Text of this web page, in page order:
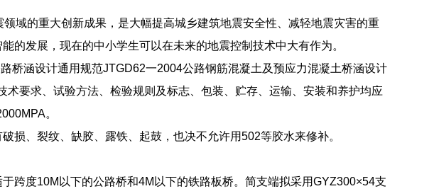
域的重大创新成果，是大幅提高城乡建筑地震安全性、减轻地震灾害的重
的发展，现在的中小学生可以在未来的地震控制技术中大有作为。
桥涵设计通用规范JTGD62一2004公路钢筋混凝土及预应力混凝土桥涵设计
要求、试验方法、检验规则及标志、包装、贮存、运输、安装和养护均应
。
损、裂纹、缺胶、露铁、起鼓，也决不允许用502等胶水来修补。
跨度10M以下的公路桥和4M以下的铁路板桥。简支端拟采用GYZ300×54支